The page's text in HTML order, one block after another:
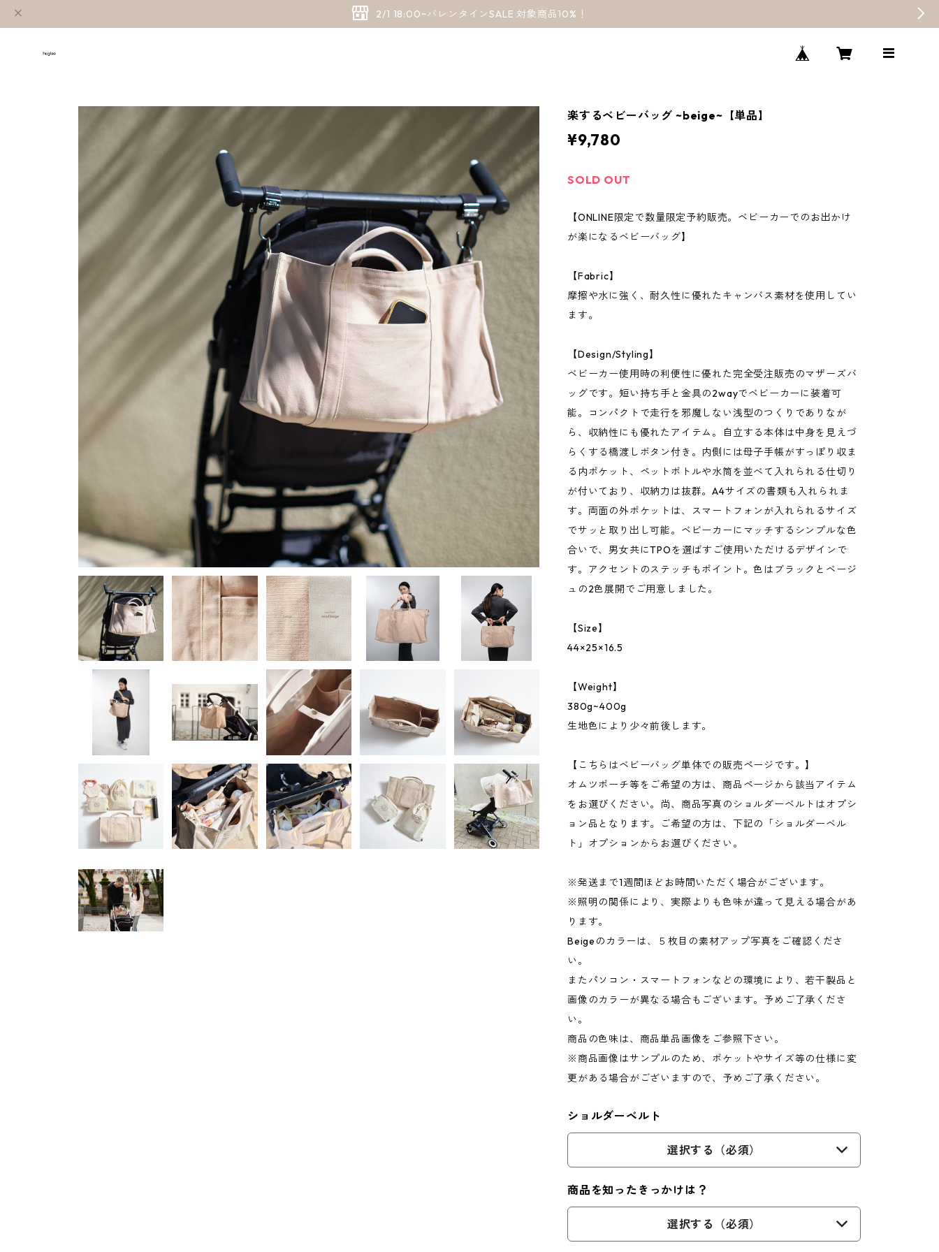
2/1 18:00~バレンタインSALE 対象商品10%！
楽するベビーバッグ ~beige~【単品】
¥9,780
SOLD OUT
【ONLINE限定で数量限定予約販売。ベビーカーでのお出かけ
が楽になるベビーバッグ】
【Fabric】
摩擦や水に強く、耐久性に優れたキャンバス素材を使用してい
ます。
【Design/Styling】
ベビーカー使用時の利便性に優れた完全受注販売のマザーズバ
ッグです。短い持ち手と金具の2wayでベビーカーに装着可
能。コンパクトで走行を邪魔しない浅型のつくりでありなが
ら、収納性にも優れたアイテム。自立する本体は中身を見えづ
らくする橋渡しボタン付き。内側には母子手帳がすっぽり収ま
る内ポケット、ペットボトルや水筒を並べて入れられる仕切り
が付いており、収納力は抜群。A4サイズの書類も入れられま
す。両面の外ポケットは、スマートフォンが入れられるサイズ
でサッと取り出し可能。ベビーカーにマッチするシンプルな色
合いで、男女共にTPOを選ばすご使用いただけるデザインで
す。アクセントのステッチもポイント。色はブラックとベージ
ュの2色展開でご用意しました。
【Size】
44×25×16.5
【Weight】
380g~400g
生地色により少々前後します。
【こちらはベビーバッグ単体での販売ページです。】
オムツポーチ等をご希望の方は、商品ページから該当アイテム
をお選びください。尚、商品写真のショルダーベルトはオプシ
ョン品となります。ご希望の方は、下記の「ショルダーベル
ト」オプションからお選びください。
※発送まで1週間ほどお時間いただく場合がございます。
※照明の関係により、実際よりも色味が違って見える場合があ
ります。
Beigeのカラーは、５枚目の素材アップ写真をご確認くださ
い。
またパソコン・スマートフォンなどの環境により、若干製品と
画像のカラーが異なる場合もございます。予めご了承くださ
い。
商品の色味は、商品単品画像をご参照下さい。
※商品画像はサンプルのため、ポケットやサイズ等の仕様に変
更がある場合がございますので、予めご了承ください。
ショルダーベルト
選択する（必須）
商品を知ったきっかけは？
選択する（必須）